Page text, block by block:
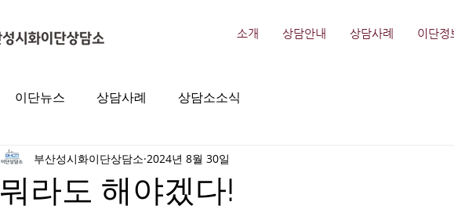
소개 상담안내 상담사례 이단정
이단뉴스 상담사례 상담소소식
뭐라도 해야겠다!
부산성시화이단상담소 2024년 8월 30일